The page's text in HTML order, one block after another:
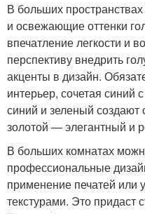
В больших
и освежающие оттенки
впечатление легкости и
перспективу внедрить
акценты в дизайн.
интерьер, сочетая синий
синий и зеленый создают
золотой — элегантный и
В больших комнатах
профессиональные
применение печатей или
текстурами. Это придаст